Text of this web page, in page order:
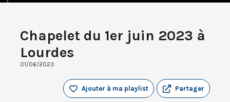
Chapelet du 1er juin 2023 à
Lourdes
01/06/2023
Partager
Ajouter à ma playlist